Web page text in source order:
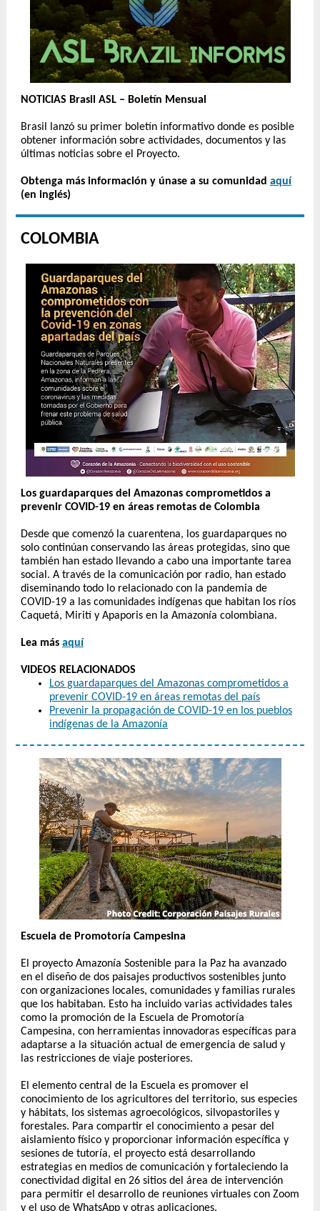
NOTICIAS Brasil ASL – Boletín Mensual
Brasil lanzó su primer boletín informativo donde es posible
obtener información sobre actividades, documentos y las
últimas noticias sobre el Proyecto.
Obtenga más información y únase a su comunidad aquí
(en inglés)
COLOMBIA
Los guardaparques del Amazonas comprometidos a
prevenir COVID-19 en áreas remotas de Colombia
Desde que comenzó la cuarentena, los guardaparques no
solo continúan conservando las áreas protegidas, sino que
también han estado llevando a cabo una importante tarea
social. A través de la comunicación por radio, han estado
diseminando todo lo relacionado con la pandemia de
COVID-19 a las comunidades indígenas que habitan los ríos
Caquetá, Mirití y Apaporis en la Amazonía colombiana.
Lea más aquí
VIDEOS RELACIONADOS
Los guardaparques del Amazonas comprometidos a
prevenir COVID-19 en áreas remotas del país
Prevenir la propagación de COVID-19 en los pueblos
indígenas de la Amazonía
Escuela de Promotoría Campesina
El proyecto Amazonía Sostenible para la Paz ha avanzado
en el diseño de dos paisajes productivos sostenibles junto
con organizaciones locales, comunidades y familias rurales
que los habitaban. Esto ha incluido varias actividades tales
como la promoción de la Escuela de Promotoría
Campesina, con herramientas innovadoras específicas para
adaptarse a la situación actual de emergencia de salud y
las restricciones de viaje posteriores.
El elemento central de la Escuela es promover el
conocimiento de los agricultores del territorio, sus especies
y hábitats, los sistemas agroecológicos, silvopastoriles y
forestales. Para compartir el conocimiento a pesar del
aislamiento físico y proporcionar información específica y
sesiones de tutoría, el proyecto está desarrollando
estrategias en medios de comunicación y fortaleciendo la
conectividad digital en 26 sitios del área de intervención
para permitir el desarrollo de reuniones virtuales con Zoom
y el uso de WhatsApp y otras aplicaciones.